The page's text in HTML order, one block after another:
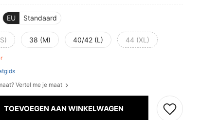
EU Standaard
38 (M) 40/42 (L) 44 (XL)
Vertel me je maat
TOEVOEGEN AAN WINKELWAGEN